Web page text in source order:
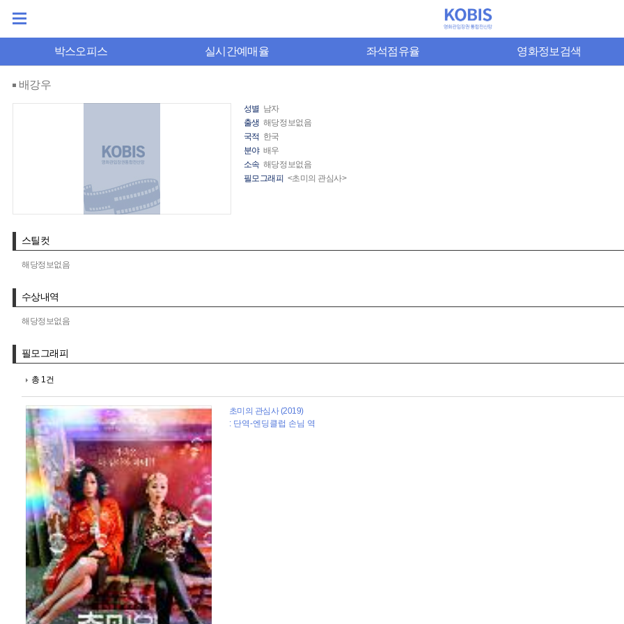
박스오피스 실시간예매율 좌석점유율 영화정보검색
배강우
성별 남자
출생 해당정보없음
국적 한국
분야 배우
소속 해당정보없음
필모그래피 <초미의 관심사>
스틸컷
해당정보없음
수상내역
해당정보없음
필모그래피
총 1건
초미의 관심사 (2019)
: 단역-엔딩클럽 손님 역